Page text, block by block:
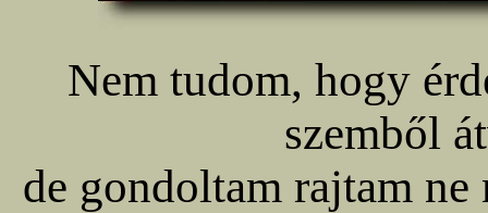
Nem tudom, hogy
szemből
de gondoltam rajtam